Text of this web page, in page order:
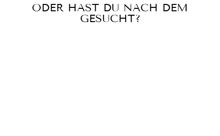
ODER HAST DU NACH DEM
GESUCHT?